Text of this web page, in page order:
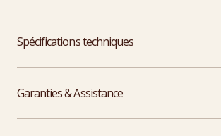
Spécifications techniques
Garanties & Assistance